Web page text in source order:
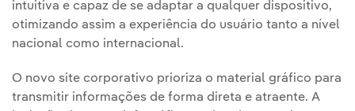
intuitiva e capaz de se adaptar a qualquer dispositivo,
otimizando assim a experiência do usuário tanto a nível
nacional como internacional.
O novo site corporativo prioriza o material gráfico para
transmitir informações de forma direta e atraente. A